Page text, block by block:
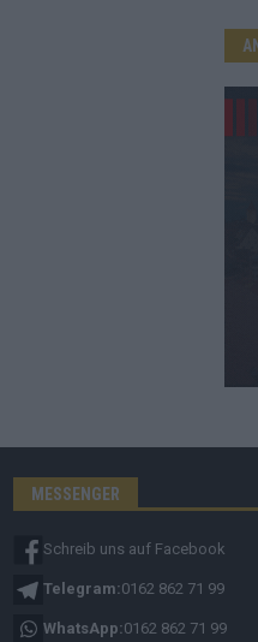
MESSENGER
Schreib uns auf Facebook
Telegram:0162 862 71 99
WhatsApp:0162 862 71 99